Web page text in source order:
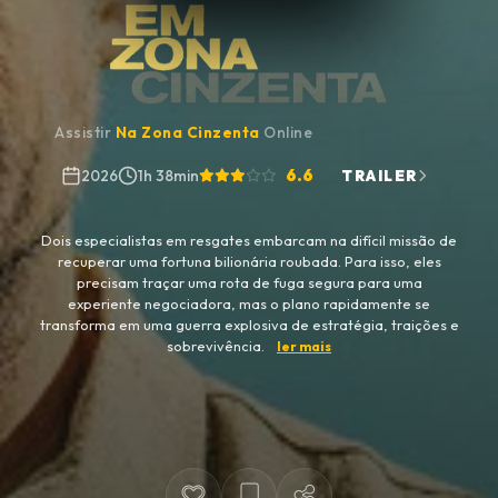
Assistir Na Zona Cinzenta Online
2026 1h 38min 6.6 TRAILER
Dois especialistas em resgates embarcam na difícil missão de
recuperar uma fortuna bilionária roubada. Para isso, eles
precisam traçar uma rota de fuga segura para uma
experiente negociadora, mas o plano rapidamente se
transforma em uma guerra explosiva de estratégia, traições e
sobrevivência.
ler mais